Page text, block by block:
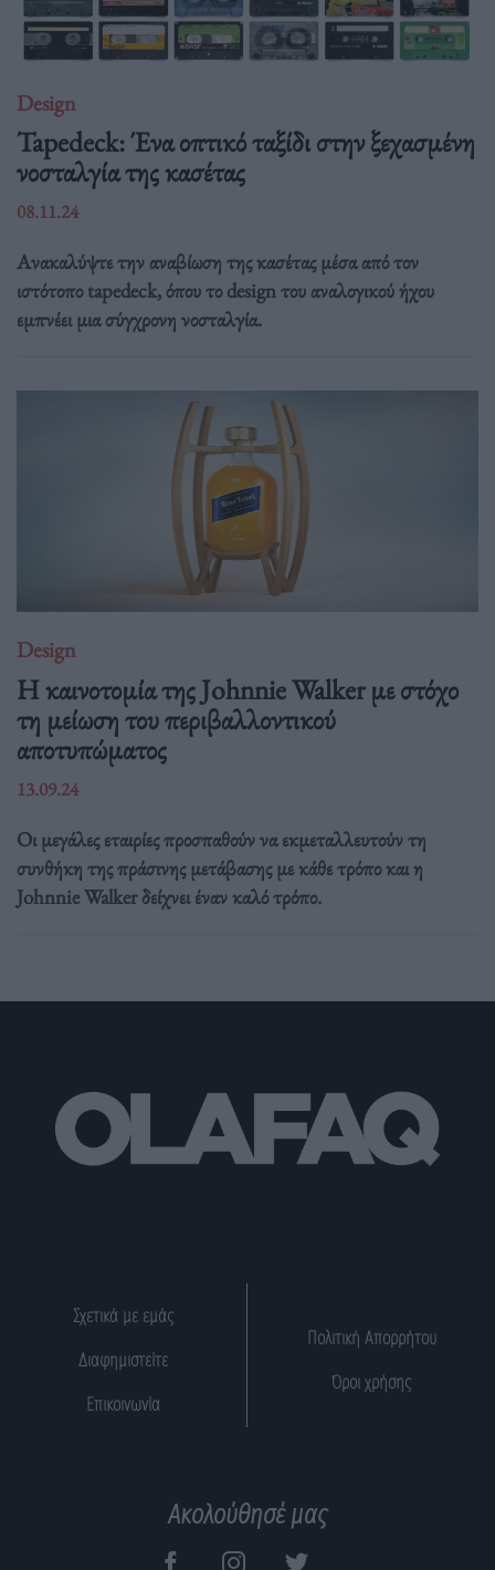
Design
Tapedeck: Ένα οπτικό ταξίδι στην ξεχασμένη
νοσταλγία της κασέτας
08.11.24
Ανακαλύψτε την αναβίωση της κασέτας μέσα από τον
ιστότοπο tapedeck, όπου το design του αναλογικού ήχου
εμπνέει μια σύγχρονη νοσταλγία.
Design
Η καινοτομία της Johnnie Walker με στόχο
τη μείωση του περιβαλλοντικού
αποτυπώματος
13.09.24
Οι μεγάλες εταιρίες προσπαθούν να εκμεταλλευτούν τη
συνθήκη της πράσινης μετάβασης με κάθε τρόπο και η
Johnnie Walker δείχνει έναν καλό τρόπο.
Σχετικά με εμάς
Διαφημιστείτε
Επικοινωνία
Πολιτική Απορρήτου
Όροι χρήσης
Ακολούθησέ μας